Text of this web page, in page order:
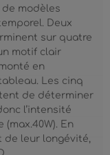
modèles
Deux
sur quatre
motif clair
en
Les cinq
de déterminer
l’intensité
En
de leur longévité,